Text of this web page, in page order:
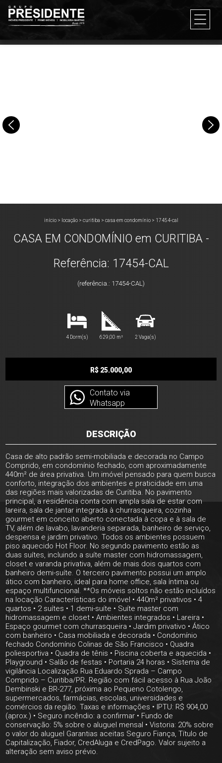
início> locação> curitiba > casa em condomínio> 17454-cal
CASA EM CONDOMÍNIO em CURITIBA -
Referência: 17454-CAL
(referência.: 17454-CAL)
4 Dorm(s) 629,00 m² 2 Vaga(s)
R$ 25.000,00
Contato via
Whatsapp
DESCRIÇÃO
Casa de alto padrão semi-mobiliada e decorada no Campo
Comprido, em condomínio fechado, com aproximadamente
440m² de área privativa. Um imóvel pensado para quem busca
conforto, integração dos ambientes e praticidade em uma
das regiões mais valorizadas de Curitiba. No pavimento
principal, a residência conta com ampla sala de estar com
lareira, sala de jantar integrada à churrasqueira, cozinha
gourmet em conceito aberto conectada à copa e à sala de
TV, além de lavabo, lavanderia separada, banheiro de serviço,
despensa e jardim privativo. Todos os ambientes possuem
piso aquecido Hot Floor. No segundo pavimento estão as
duas suítes, incluindo a suíte master com hidromassagem,
closet e varanda privativa, além de mais dois quartos com
banheiro demi-suíte. O terceiro pavimento possui um amplo
ático com banheiro, ideal para home office, sala íntima ou
espaço multifuncional. **Os móveis soltos não estão incluídos
na locação Características do imóvel • 440m² privativos • 4
quartos • 2 suítes • 1 demi-suíte • Suíte master com
hidromassagem e closet • Ambientes integrados • Lareira •
Espaço gourmet com churrasqueira • Jardim privativo • Ático
com banheiro • Casa mobiliada e decorada • Condomínio
fechado Condomínio Colinas de São Francisco • Quadra
poliesportiva • Quadra de tênis • Piscina coberta e aquecida •
Playground • Salão de festas • Portaria 24 horas • Sistema de
vigilância Localização Rua Eduardo Sprada – Campo
Comprido – Curitiba/PR. Região com fácil acesso à Rua João
Dembinski e BR-277, próxima ao Pequeno Cotolengo,
supermercados, farmácias, escolas, universidades e
comércios da região. Taxas e informações • IPTU: R$ 904,00
(aprox.) • Seguro incêndio: a confirmar • Fundo de
conservação: 5% sobre o aluguel mensal • Vistoria: 20% sobre
o valor do aluguel Garantias aceitas Seguro Fiança, Título de
Capitalização, Fiador, CredAluga e CredPago. Valor sujeito a
alteração sem aviso prévio.